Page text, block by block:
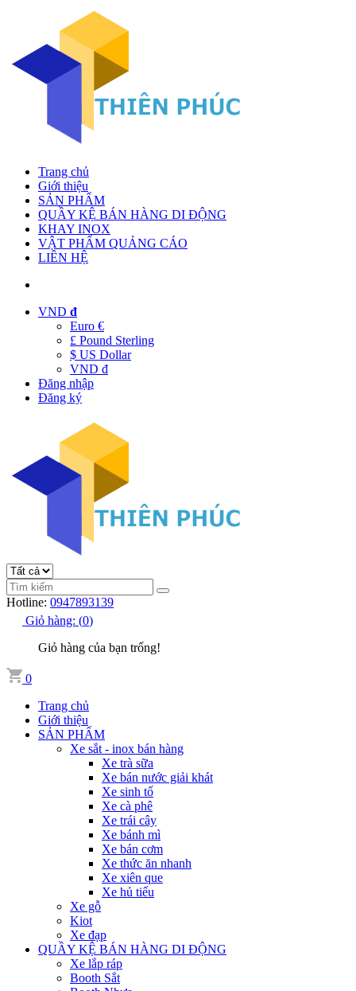
Trang chủ
Giới thiệu
SẢN PHẨM
QUẦY KỆ BÁN HÀNG DI ĐỘNG
KHAY INOX
VẬT PHẨM QUẢNG CÁO
LIÊN HỆ
VND đ
Euro €
£ Pound Sterling
$ US Dollar
VND đ
Đăng nhập
Đăng ký
Hotline: 0947893139
Giỏ hàng: (0)
Giỏ hàng của bạn trống!
0
Trang chủ
Giới thiệu
SẢN PHẨM
Xe sắt - inox bán hàng
Xe trà sữa
Xe bán nước giải khát
Xe sinh tố
Xe cà phê
Xe trái cây
Xe bánh mì
Xe bán cơm
Xe thức ăn nhanh
Xe xiên que
Xe hủ tiếu
Xe gỗ
Kiot
Xe đạp
QUẦY KỆ BÁN HÀNG DI ĐỘNG
Xe lắp ráp
Booth Sắt